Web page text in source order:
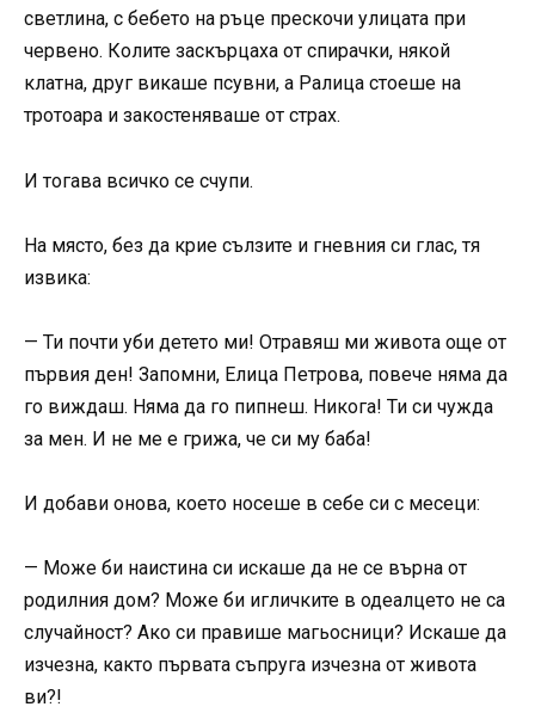
светлина, с бебето на ръце прескочи улицата при
червено. Колите заскърцаха от спирачки, някой
клатна, друг викаше псувни, а Ралица стоеше на
тротоара и закостеняваше от страх.
И тогава всичко се счупи.
На място, без да крие сълзите и гневния си глас, тя
извика:
— Ти почти уби детето ми! Отравяш ми живота още от
първия ден! Запомни, Елица Петрова, повече няма да
го виждаш. Няма да го пипнеш. Никога! Ти си чужда
за мен. И не ме е грижа, че си му баба!
И добави онова, което носеше в себе си с месеци:
— Може би наистина си искаше да не се върна от
родилния дом? Може би игличките в одеалцето не са
случайност? Ако си правише магьосници? Искаше да
изчезна, както първата съпруга изчезна от живота
ви?!